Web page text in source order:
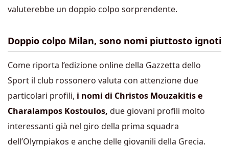
valuterebbe un doppio colpo sorprendente.
Doppio colpo Milan, sono nomi piuttosto ignoti
Come riporta l’edizione online della Gazzetta dello
Sport il club rossonero valuta con attenzione due
particolari profili, i nomi di Christos Mouzakitis e
Charalampos Kostoulos, due giovani profili molto
interessanti già nel giro della prima squadra
dell’Olympiakos e anche delle giovanili della Grecia.